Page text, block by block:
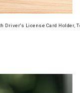
License Card Holder,